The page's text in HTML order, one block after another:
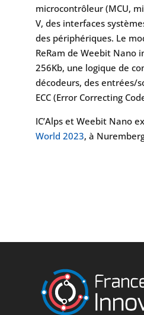
microcontrôleur (MCU,
V, des interfaces
des périphériques. Le
ReRam de Weebit Nano
256Kb, une logique de
décodeurs, des entrées/
ECC (Error Correcting
IC’Alps et Weebit Nano
World 2023, à